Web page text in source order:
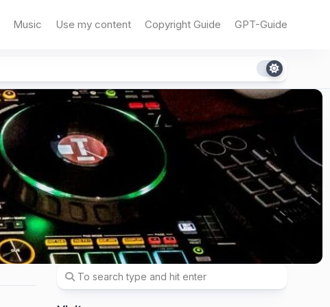
Music Use my content Copyright Guide GPT-Guide